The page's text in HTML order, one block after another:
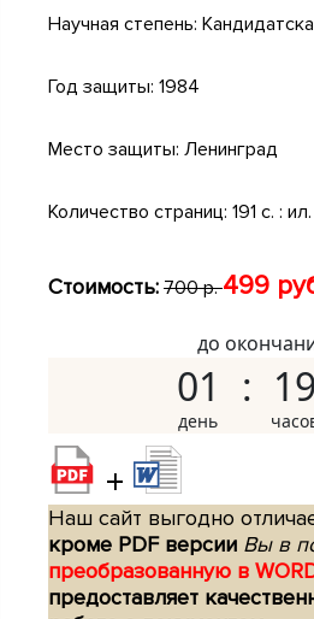
Научная степень:
Год защиты: 1984
Место защиты: Ленинград
Количество страниц: 191 c. :
Стоимость: 700 р.499
до
01 19
+
Наш сайт выгодно
кроме PDF версии Вы в
преобразованную в
предоставляет